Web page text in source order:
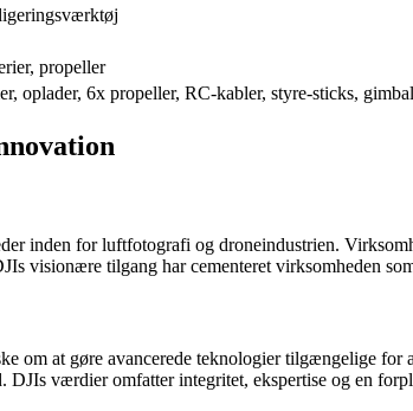
propeller
oplader, 6x propeller, RC-kabler, styre-sticks,
inden for luftfotografi og droneindustrien.
visionære tilgang har cementeret virksomheden
om at gøre avancerede teknologier tilgængelige
værdier omfatter integritet, ekspertise og en